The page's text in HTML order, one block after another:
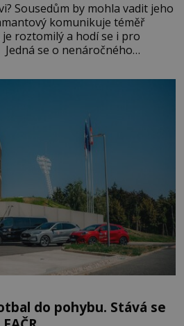
Sousedům by mohla vadit jeho
komunikuje téměř
roztomilý a hodí se i pro
se o nenáročného
zbytky semínek Jeho
Austrálie s výjimkou
do pohybu. Stává se